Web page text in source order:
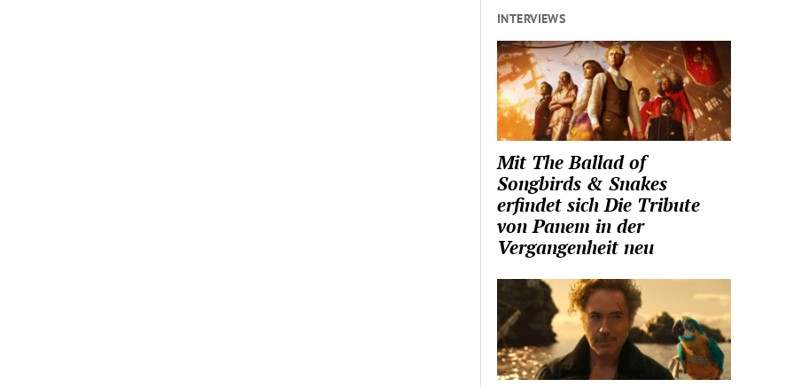
INTERVIEWS
Mit The Ballad of
Songbirds & Snakes
erfindet sich Die Tribute
von Panem in der
Vergangenheit neu